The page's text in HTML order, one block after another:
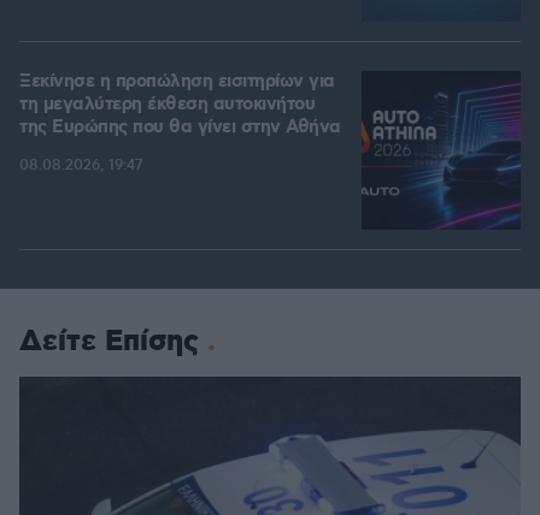
Ξεκίνησε η προπώληση εισιτηρίων για
τη μεγαλύτερη έκθεση αυτοκινήτου
της Ευρώπης που θα γίνει στην Αθήνα
08.08.2026, 19:47
Δείτε Επίσης